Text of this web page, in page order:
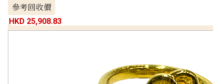
參考回收價
HKD 25,908.83